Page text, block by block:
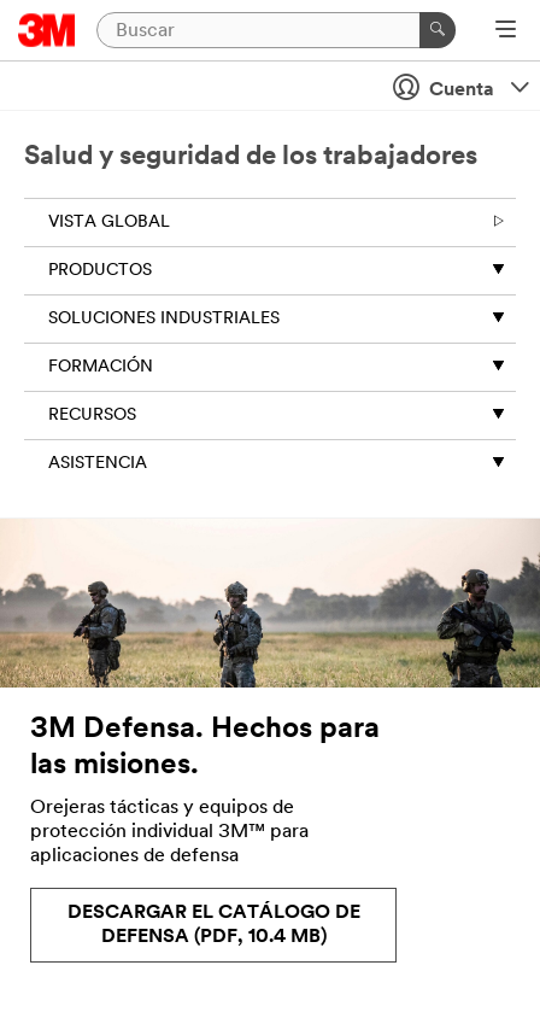
Cuenta
Salud y seguridad de los trabajadores
VISTA GLOBAL
PRODUCTOS
SOLUCIONES INDUSTRIALES
FORMACIÓN
RECURSOS
ASISTENCIA
3M Defensa. Hechos para
las misiones.
Orejeras tácticas y equipos de
protección individual 3M™ para
aplicaciones de defensa
DESCARGAR EL CATÁLOGO DE
DEFENSA (PDF, 10.4 MB)